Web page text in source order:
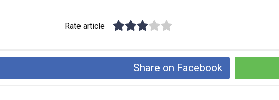
Rate article
Share on Facebook